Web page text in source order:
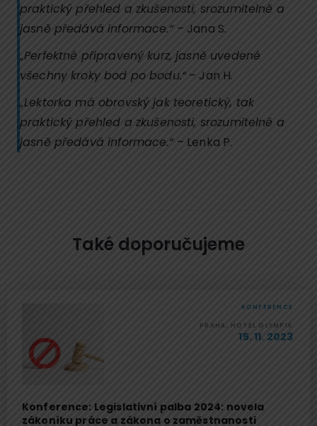
praktický přehled a zkušenosti, srozumitelně a
jasně předává informace.“ – Jana S.
„Perfektně připravený kurz, jasně uvedené
všechny kroky bod po bodu.“– Jan H.
„Lektorka má obrovský jak teoretický, tak
praktický přehled a zkušenosti, srozumitelně a
jasně předává informace.“ – Lenka P.
Také doporučujeme
Konference: Legislativní palba 2024: novela
zákoníku práce a zákona o zaměstnanosti
KONFERENCE
PRAHA, HOTEL OLYMPIK
15. 11. 2023